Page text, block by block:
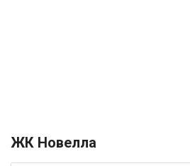
ЖК Новелла